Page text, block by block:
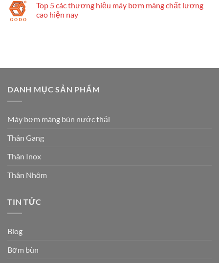
Top 5 các thương hiệu máy bơm màng chất lượng
cao hiện nay
DANH MỤC SẢN PHẨM
Máy bơm màng bùn nước thải
Thân Gang
Thân Inox
Thân Nhôm
TIN TỨC
Blog
Bơm bùn